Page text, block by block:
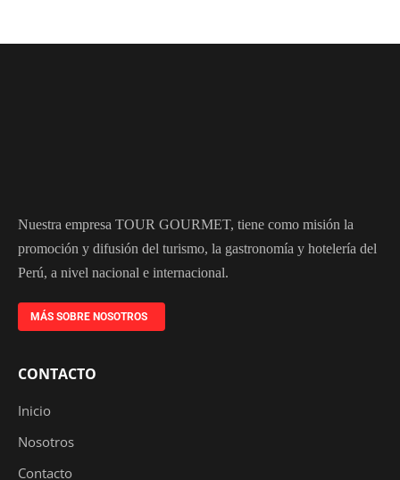
Nuestra empresa TOUR GOURMET, tiene como misión la
promoción y difusión del turismo, la gastronomía y hotelería del
Perú, a nivel nacional e internacional.
MÁS SOBRE NOSOTROS
CONTACTO
Inicio
Nosotros
Contacto